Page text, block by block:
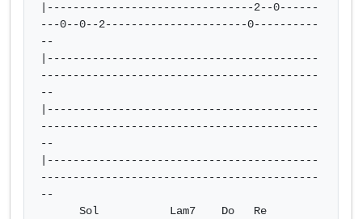
|--------------------------------2--0------
---0--0--2----------------------0----------
--
|------------------------------------------
-------------------------------------------
--
|------------------------------------------
-------------------------------------------
--
|------------------------------------------
-------------------------------------------
--